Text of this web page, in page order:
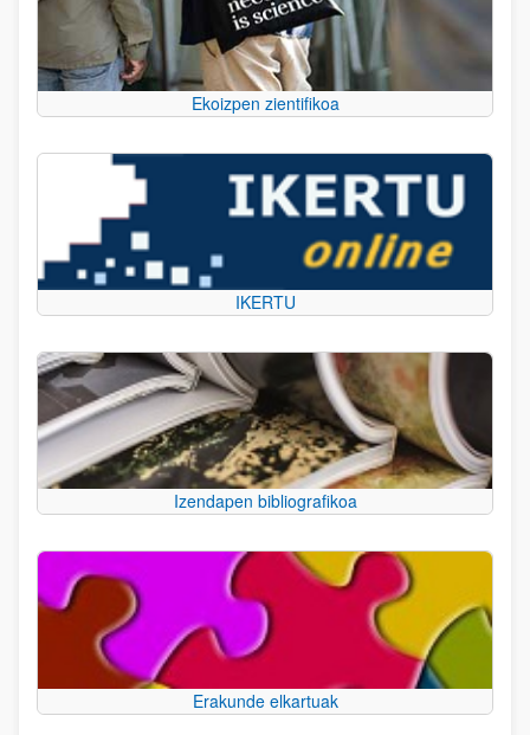
Ekoizpen zientifikoa
IKERTU
Izendapen bibliografikoa
Erakunde elkartuak